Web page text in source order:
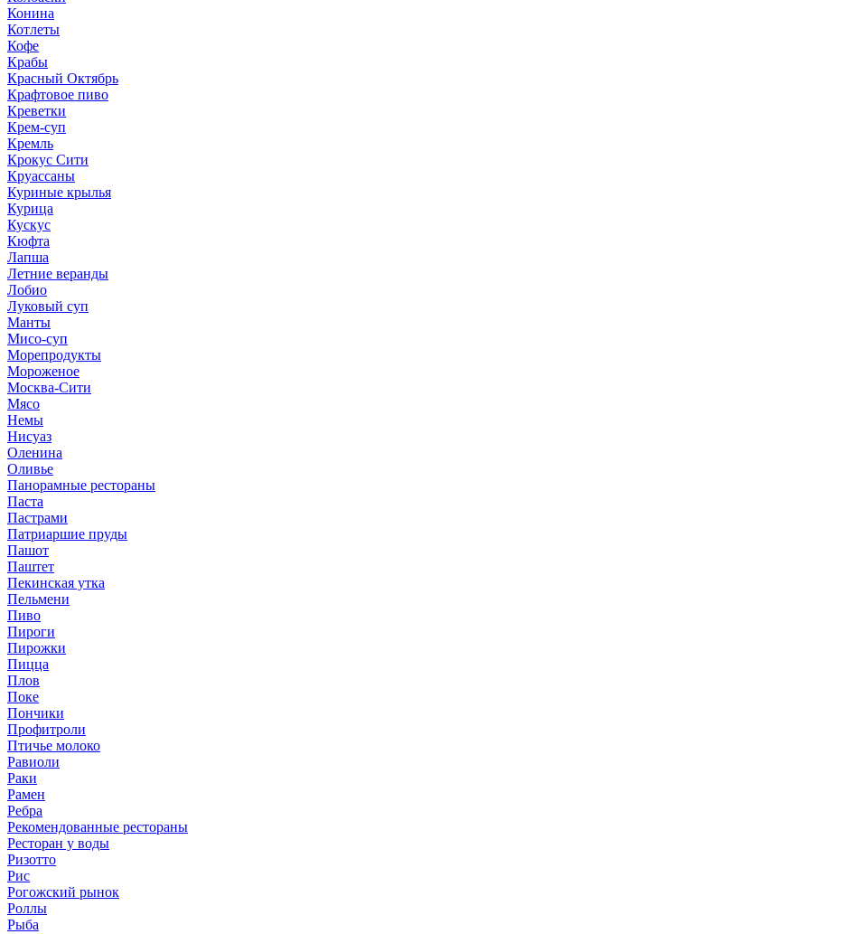
Конина
Котлеты
Кофе
Крабы
Красный Октябрь
Крафтовое пиво
Креветки
Крем-суп
Кремль
Крокус Сити
Круассаны
Куриные крылья
Курица
Кускус
Кюфта
Лапша
Летние веранды
Лобио
Луковый суп
Манты
Мисо-суп
Морепродукты
Мороженое
Москва-Сити
Мясо
Немы
Нисуаз
Оленина
Оливье
Панорамные рестораны
Паста
Пастрами
Патриаршие пруды
Пашот
Паштет
Пекинская утка
Пельмени
Пиво
Пироги
Пирожки
Пицца
Плов
Поке
Пончики
Профитроли
Птичье молоко
Равиоли
Раки
Рамен
Ребра
Рекомендованные рестораны
Ресторан у воды
Ризотто
Рис
Рогожский рынок
Роллы
Рыба